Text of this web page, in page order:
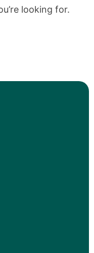
looking for.